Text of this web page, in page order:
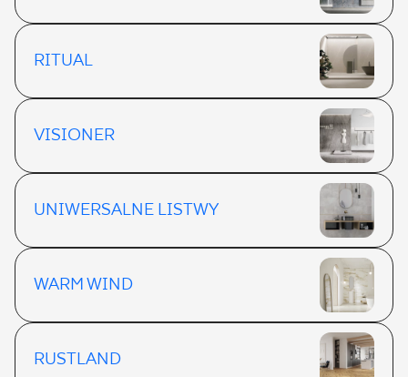
RITUAL
VISIONER
UNIWERSALNE LISTWY
WARM WIND
RUSTLAND